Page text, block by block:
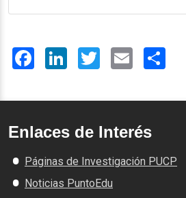
FacebookLinkedInTwitter Email
Enlaces de Interés
Páginas de Investigación PUCP
Noticias PuntoEdu